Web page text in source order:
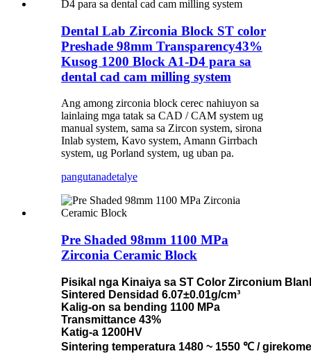
Dental Lab Zirconia Block ST color
Preshade 98mm Transparency43%
Kusog 1200 Block A1-D4 para sa
dental cad cam milling system
Ang among zirconia block cerec nahiuyon sa
lainlaing mga tatak sa CAD / CAM system ug
manual system, sama sa Zircon system, sirona
Inlab system, Kavo system, Amann Girrbach
system, ug Porland system, ug uban pa.
pangutanadetalye
Pre Shaded 98mm 1100 MPa
Zirconia Ceramic Block
Pisikal nga Kinaiya sa ST Color Zirconium
Sintered Densidad 6.07±0.01g/cm³
Kalig-on sa bending 1100 MPa
Transmittance 43%
Katig-a 1200HV
Sintering temperatura 1480 ~ 1550 ℃ /